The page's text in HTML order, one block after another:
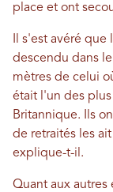
place et ont
Il s'est avéré
descendu dans
mètres de celui
était l'un des
Britannique. Ils
de retraités les
explique-t-il.
Quant aux autres